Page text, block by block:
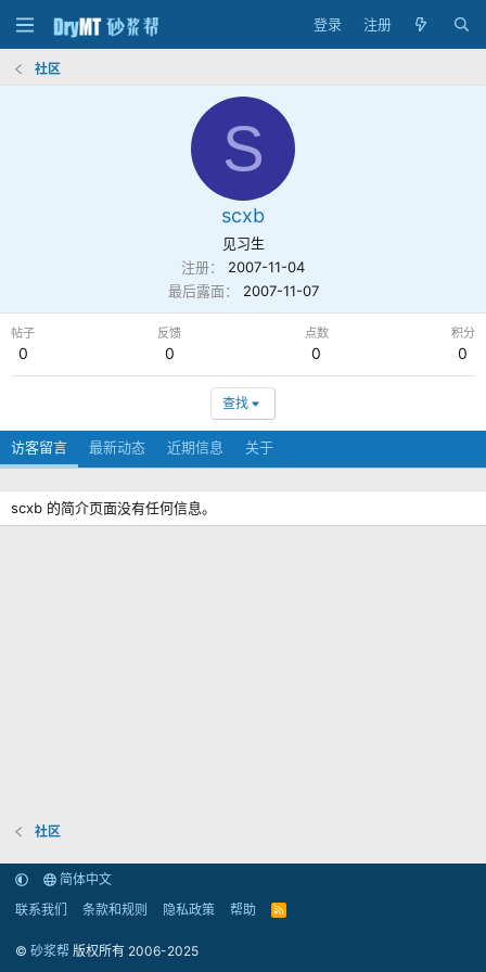
登录 注册
社区
S
scxb
见习生
注册
2007-11-04
最后露面
2007-11-07
帖子
0
反馈
0
点数
0
积分
0
查找
访客留言 最新动态 近期信息 关于
scxb 的简介页面没有任何信息。
社区
简体中文
联系我们
条款和规则 隐私政策 帮助
R
© 砂浆帮 版权所有 2006-2025